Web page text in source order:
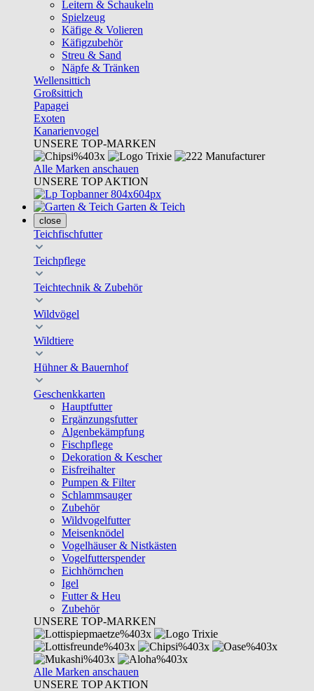
Leitern & Schaukeln
Spielzeug
Käfige & Volieren
Käfigzubehör
Streu & Sand
Näpfe & Tränken
Wellensittich
Großsittich
Papagei
Exoten
Kanarienvogel
UNSERE TOP-MARKEN
Alle Marken anschauen
UNSERE TOP AKTION
Garten & Teich
close
Teichfischfutter
Teichpflege
Teichtechnik & Zubehör
Wildvögel
Wildtiere
Hühner & Bauernhof
Geschenkkarten
Hauptfutter
Ergänzungsfutter
Algenbekämpfung
Fischpflege
Dekoration & Kescher
Eisfreihalter
Pumpen & Filter
Schlammsauger
Zubehör
Wildvogelfutter
Meisenknödel
Vogelhäuser & Nistkästen
Vogelfutterspender
Eichhörnchen
Igel
Futter & Heu
Zubehör
UNSERE TOP-MARKEN
Alle Marken anschauen
UNSERE TOP AKTION